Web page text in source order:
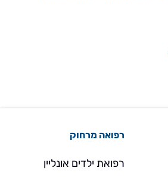
רפואה מרחוק
רפואת ילדים אונליין